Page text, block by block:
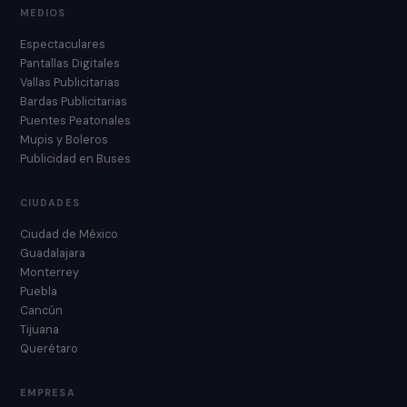
MEDIOS
Espectaculares
Pantallas Digitales
Vallas Publicitarias
Bardas Publicitarias
Puentes Peatonales
Mupis y Boleros
Publicidad en Buses
CIUDADES
Ciudad de México
Guadalajara
Monterrey
Puebla
Cancún
Tijuana
Querétaro
EMPRESA